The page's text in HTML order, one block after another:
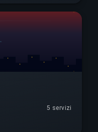
5 servizi